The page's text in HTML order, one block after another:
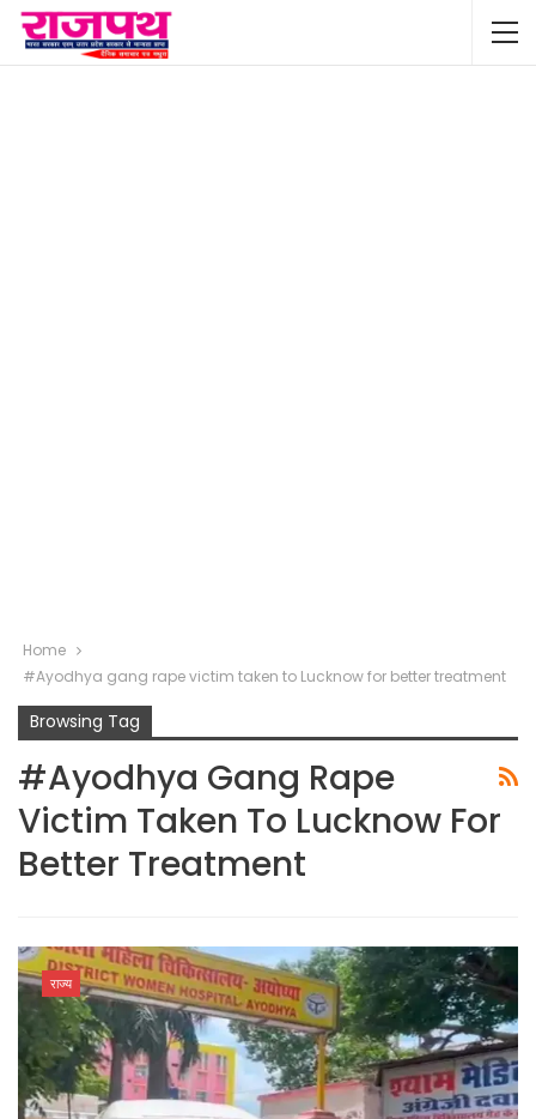
Home
#Ayodhya gang rape victim taken to Lucknow for better treatment
Browsing Tag
#Ayodhya Gang Rape
Victim Taken To Lucknow For
Better Treatment
राज्य